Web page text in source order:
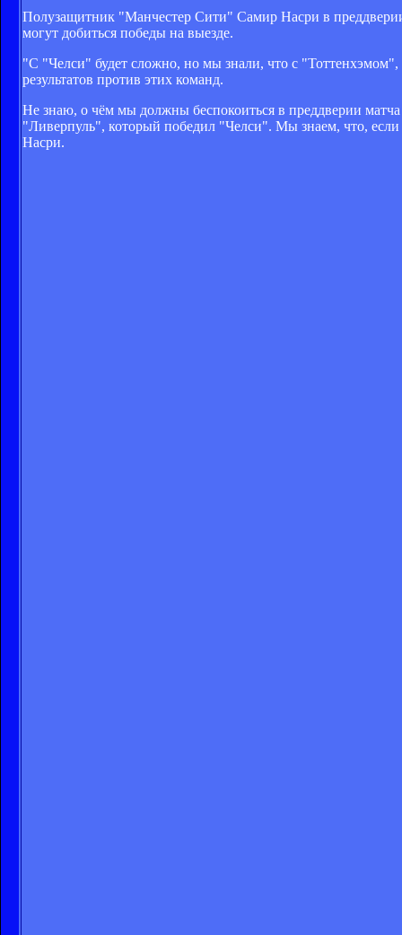
Полузащитник "Манчестер Сити" Cамир Насри в
могут добиться победы на выезде.
"С "Челси" будет сложно, но мы знали, что с
результатов против этих команд.
Не знаю, о чём мы должны беспокоиться в преддверии
"Ливерпуль", который победил "Челси". Мы знаем, что,
Насри.